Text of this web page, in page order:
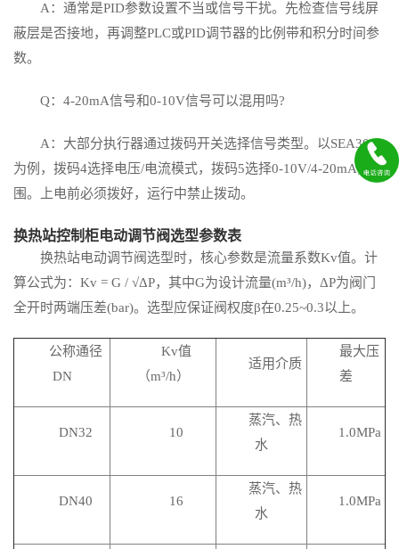
A：通常是PID参数设置不当或信号干扰。先检查信号线屏
蔽层是否接地，再调整PLC或PID调节器的比例带和积分时间参
数。
Q：4-20mA信号和0-10V信号可以混用吗?
A：大部分执行器通过拨码开关选择信号类型。以SEA304
为例，拨码4选择电压/电流模式，拨码5选择0-10V/4-20mA范
围。上电前必须拨好，运行中禁止拨动。
换热站控制柜电动调节阀选型参数表
换热站电动调节阀选型时，核心参数是流量系数Kv值。计
算公式为：Kv = G / √ΔP，其中G为设计流量(m³/h)，ΔP为阀门
全开时两端压差(bar)。选型应保证阀权度β在0.25~0.3以上。
公称通径
DN
Kv值
（m³/h）
适用介质
最大压
差
DN32 10
蒸汽、热
水
1.0MPa
DN40 16
蒸汽、热
水
1.0MPa